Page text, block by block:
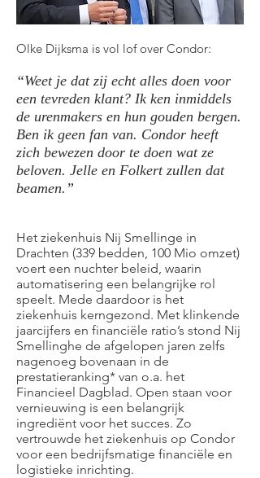
Het ziekenhuis Nij Smellinge in
Drachten (339 bedden, 100 Mio omzet)
voert een nuchter beleid, waarin
automatisering een belangrijke rol
speelt. Mede daardoor is het
ziekenhuis kerngezond. Met klinkende
jaarcijfers en financiële ratio’s stond Nij
Smellinghe de afgelopen jaren zelfs
nagenoeg bovenaan in de
prestatieranking* van o.a. het
Financieel Dagblad. Open staan voor
vernieuwing is een belangrijk
ingrediënt voor het succes. Zo
vertrouwde het ziekenhuis op Condor
voor een bedrijfsmatige financiële en
logistieke inrichting.
Olke Dijksma is vol lof over Condor:
“Weet je dat zij echt alles doen voor
een tevreden klant? Ik ken inmiddels
de urenmakers en hun gouden bergen.
Ben ik geen fan van. Condor heeft
zich bewezen door te doen wat ze
beloven. Jelle en Folkert zullen dat
beamen.”